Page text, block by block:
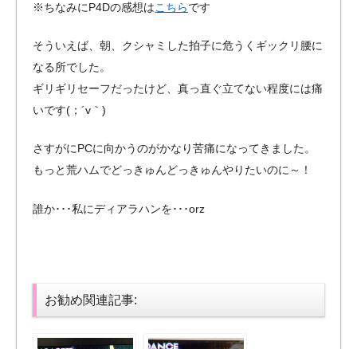
※ちなみにP4Dの感想はこちらです
そういえば、朝、クシャミした拍子に危うくギックリ腰に
なる所でした。
ギリギリセーフだったけど、真っ直ぐ立てない程度には痛
いです(；´v｀)
さすがにPCに向かうのがかなり苦痛になってきました。
もっと荒ハムでどっきゅんどっきゅんやりたいのに～！
誰か･･･私にディアラハンを･･･orz
お勧め関連記事: